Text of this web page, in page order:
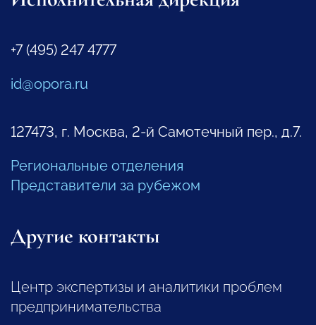
+7 (495) 247 4777
id@opora.ru
127473, г. Москва, 2-й Самотечный пер., д.7.
Региональные отделения
Представители за рубежом
Другие контакты
Центр экспертизы и аналитики проблем
предпринимательства